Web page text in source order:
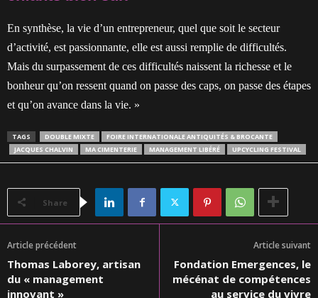
En synthèse, la vie d’un entrepreneur, quel que soit le secteur
d’activité, est passionnante, elle est aussi remplie de difficultés.
Mais du surpassement de ces difficultés naissent la richesse et le
bonheur qu’on ressent quand on passe des caps, on passe des étapes
et qu’on avance dans la vie. »
TAGS DOUBLE MIXTE
FOIRE INTERNATIONALE ANTIQUITÉS & BROCANTE
JACQUES CHALVIN
MA CIMENTERIE MANAGEMENT LIBÉRÉ UPCYCLING FESTIVAL
Share
Article précédent
Thomas Laborey, artisan
du « management
innovant »
Article suivant
Fondation Emergences, le
mécénat de compétences
au service du vivre